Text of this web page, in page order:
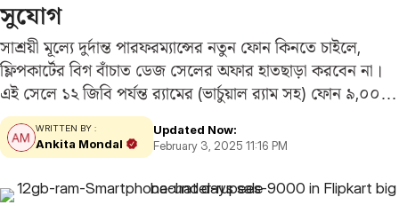
সুযোগ
সাশ্রয়ী মূল্যে দুর্দান্ত পারফরম্যান্সের নতুন ফোন কিনতে চাইলে,
ফ্লিপকার্টের বিগ বাঁচাত ডেজ সেলের অফার হাতছাড়া করবেন না।
এই সেলে ১২ জিবি পর্যন্ত র‌্যামের (ভার্চুয়াল র‌্যাম সহ) ফোন ৯,০০০
টাকার কমে পাওয়া যাচ্ছে। এদের সাথে ব্যাঙ্ক ডিসকাউন্ট ও
ক্যাশব্যাক দেওয়া হচ্ছে।…
WRITTEN BY :
Ankita Mondal
Updated Now:
February 3, 2025 11:16 PM